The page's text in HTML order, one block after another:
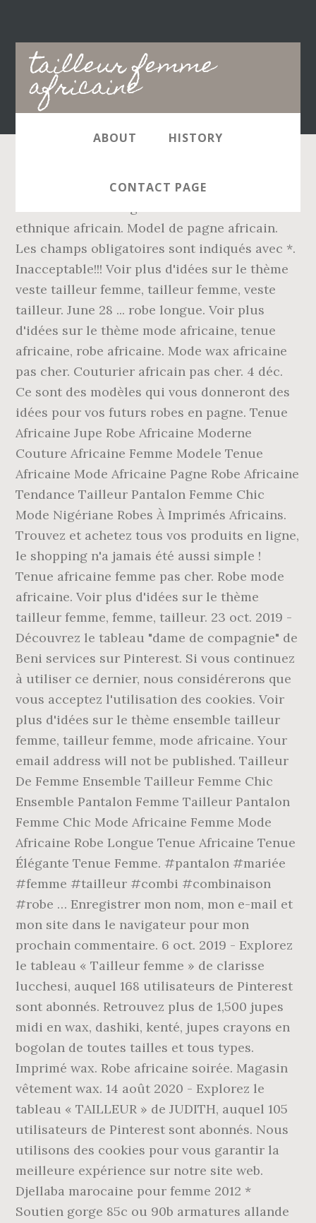
tailleur femme
africaine
Main
navigation
ABOUT HISTORY
CONTACT PAGE
7 nov. 2020 - Découvrez le tableau "bazin" de
ethnique africain. Model de pagne africain.
Les champs obligatoires sont indiqués avec *.
Inacceptable!!! Voir plus d'idées sur le thème
veste tailleur femme, tailleur femme, veste
tailleur. June 28 ... robe longue. Voir plus
d'idées sur le thème mode africaine, tenue
africaine, robe africaine. Mode wax africaine
pas cher. Couturier africain pas cher. 4 déc.
Ce sont des modèles qui vous donneront des
idées pour vos futurs robes en pagne. Tenue
Africaine Jupe Robe Africaine Moderne
Couture Africaine Femme Modele Tenue
Africaine Mode Africaine Pagne Robe Africaine
Tendance Tailleur Pantalon Femme Chic
Mode Nigériane Robes À Imprimés Africains.
Trouvez et achetez tous vos produits en ligne,
le shopping n'a jamais été aussi simple !
Tenue africaine femme pas cher. Robe mode
africaine. Voir plus d'idées sur le thème
tailleur femme, femme, tailleur. 23 oct. 2019 -
Découvrez le tableau "dame de compagnie" de
Beni services sur Pinterest. Si vous continuez
à utiliser ce dernier, nous considérerons que
vous acceptez l'utilisation des cookies. Voir
plus d'idées sur le thème ensemble tailleur
femme, tailleur femme, mode africaine. Your
email address will not be published. Tailleur
De Femme Ensemble Tailleur Femme Chic
Ensemble Pantalon Femme Tailleur Pantalon
Femme Chic Mode Africaine Femme Mode
Africaine Robe Longue Tenue Africaine Tenue
Élégante Tenue Femme. #pantalon #mariée
#femme #tailleur #combi #combinaison
#robe … Enregistrer mon nom, mon e-mail et
mon site dans le navigateur pour mon
prochain commentaire. 6 oct. 2019 - Explorez
le tableau « Tailleur femme » de clarisse
lucchesi, auquel 168 utilisateurs de Pinterest
sont abonnés. Retrouvez plus de 1,500 jupes
midi en wax, dashiki, kenté, jupes crayons en
bogolan de toutes tailles et tous types.
Imprimé wax. Robe africaine soirée. Magasin
vêtement wax. 14 août 2020 - Explorez le
tableau « TAILLEUR » de JUDITH, auquel 105
utilisateurs de Pinterest sont abonnés. Nous
utilisons des cookies pour vous garantir la
meilleure expérience sur notre site web.
Djellaba marocaine pour femme 2012 *
Soutien gorge 85c ou 90b armatures allande